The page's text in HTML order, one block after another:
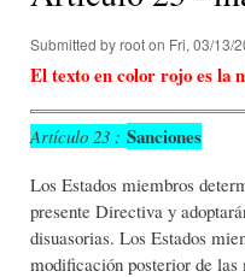
Submitted byrooton Fri, 03/13/
El texto en color rojo es la
Artículo 23 : Sanciones
Los Estados miembros
presente Directiva y
disuasorias. Los Estados
modificación posterior de las